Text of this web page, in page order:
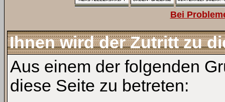
Bei
Ihnen wird der Zutritt zu
Aus einem der folgenden
diese Seite zu betreten: